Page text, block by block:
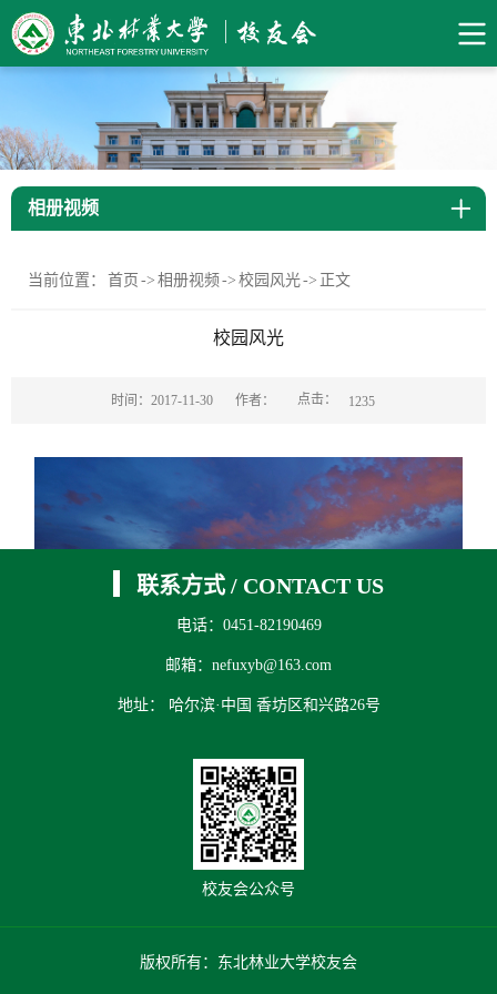
相册视频
当前位置： 首页 -> 相册视频 -> 校园风光-> 正文
校园风光
时间：2017-11-30 作者： 点击： 1235
联系方式/ CONTACT US
电话：0451-82190469
邮箱：nefuxyb@163.com
地址： 哈尔滨·中国 香坊区和兴路26号
校友会公众号
版权所有：东北林业大学校友会